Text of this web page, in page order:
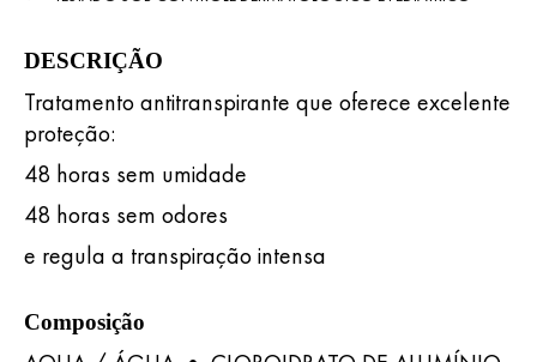
DESCRIÇÃO
Tratamento antitranspirante que oferece excelente
proteção:
48 horas sem umidade
48 horas sem odores
e regula a transpiração intensa
Composição